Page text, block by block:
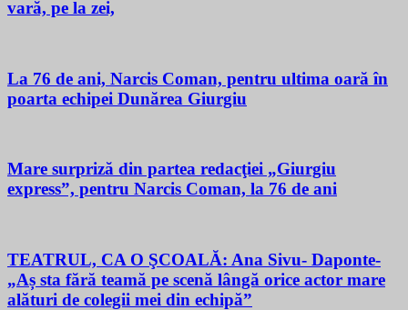
vară, pe la zei,
La 76 de ani, Narcis Coman, pentru ultima oară în
poarta echipei Dunărea Giurgiu
Mare surpriză din partea redacţiei „Giurgiu
express”, pentru Narcis Coman, la 76 de ani
TEATRUL, CA O ŞCOALĂ: Ana Sivu- Daponte-
„Aș sta fără teamă pe scenă lângă orice actor mare
alături de colegii mei din echipă”